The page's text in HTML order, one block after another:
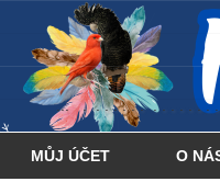
... . . . . . . . . . . . . .
MŮJ ÚČET O